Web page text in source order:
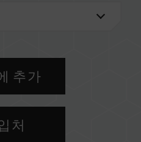
로 이중 보호
추가
처